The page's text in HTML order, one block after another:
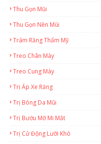
Thu Gọn Mũi
Thu Gọn Nền Mũi
Trám Răng Thẩm Mỹ
Treo Chân Mày
Treo Cung Mày
Trị Áp Xe Răng
Trị Bóng Da Mũi
Trị Bướu Mỡ Mi Mắt
Trị Cử Động Lưỡi Khó